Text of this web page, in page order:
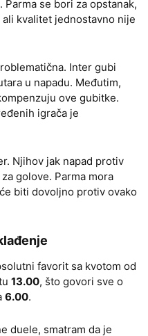
se bori za opstanak,
kvalitet jednostavno nije
Inter gubi
u napadu. Međutim,
ove gubitke.
igrača je
Njihov jak napad protiv
golove. Parma mora
biti dovoljno protiv ovako
favorit sa kvotom od
13.00, što govori sve o
6.00.
duele, smatram da je